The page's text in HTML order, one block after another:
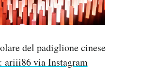
del padiglione cinese
ariii86 via Instagram